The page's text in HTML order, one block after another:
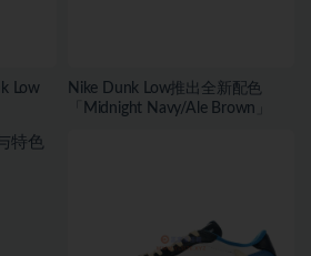
Low
Nike Dunk Low推出全新配色
「Midnight Navy/Ale Brown」